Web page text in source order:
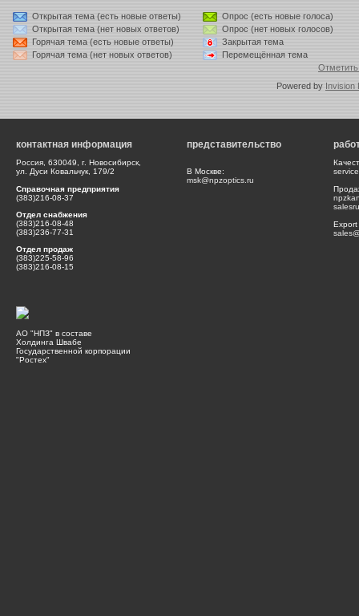
Открытая тема (есть новые ответы)
Открытая тема (нет новых ответов)
Горячая тема (есть новые ответы)
Горячая тема (нет новых ответов)
Опрос (есть новые голоса)
Опрос (нет новых голосов)
Закрытая тема
Перемещённая тема
Powered by Invision
контактная информация
Россия, 630049, г. Новосибирск,
ул. Дуси Ковальчук, 179/2
Справочная предприятия
(383)216-08-37
Отдел снабжения
(383)216-08-48
(383)236-77-31
Отдел продаж
(383)225-58-96
(383)216-08-15
представительство
В Москве:
msk@npzoptics.ru
АО "НПЗ" в составе
Холдинга Швабе
Государственной корпорации
"Ростех"